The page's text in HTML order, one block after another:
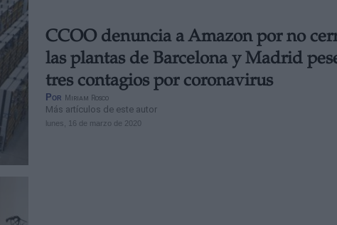
CCOO denuncia a Amazon por no
las plantas de Barcelona y Madrid
tres contagios por coronavirus
Por Miriam Rosco
Más artículos de este autor
lunes, 16 de marzo de 2020